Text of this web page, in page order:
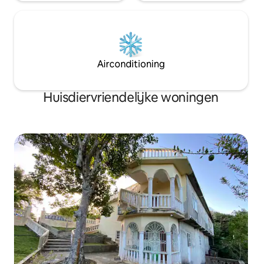
Airconditioning
Huisdiervriendelijke woningen